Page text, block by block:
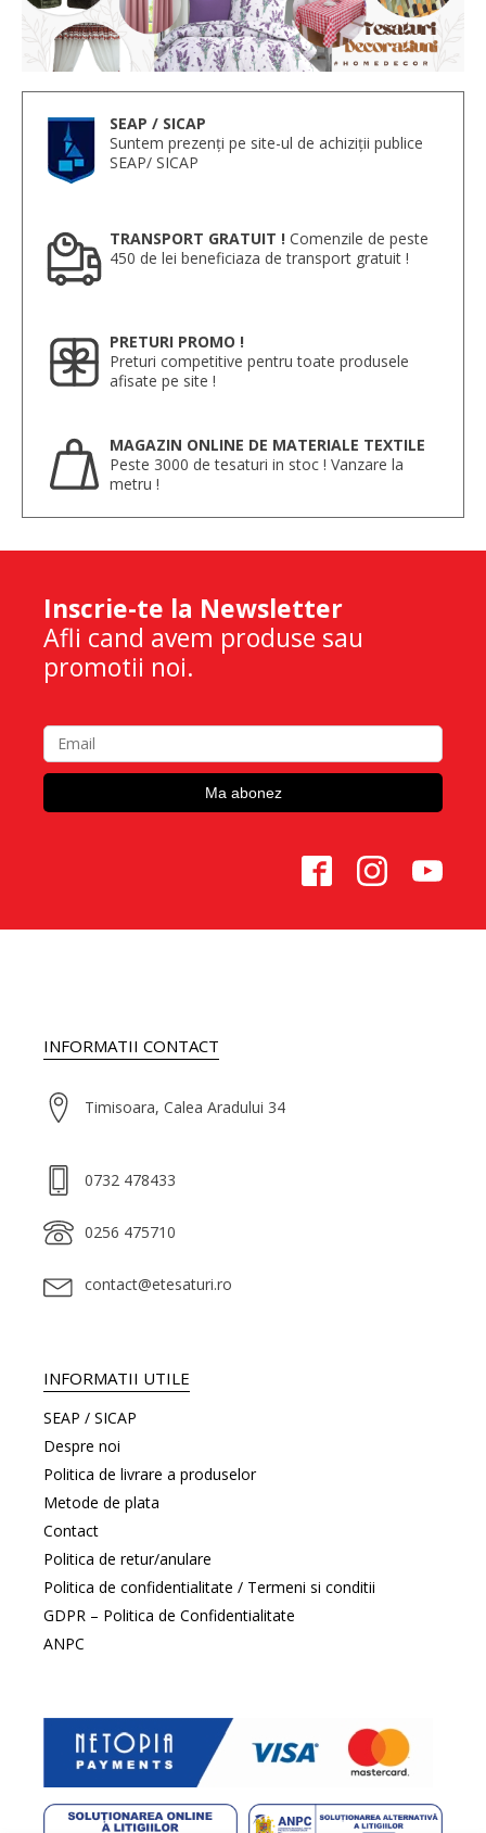
SEAP / SICAP
Suntem prezenți pe site-ul de achiziții publice
SEAP/ SICAP
TRANSPORT GRATUIT ! Comenzile de peste
450 de lei beneficiaza de transport gratuit !
PRETURI PROMO !
Preturi competitive pentru toate produsele
afisate pe site !
MAGAZIN ONLINE DE MATERIALE TEXTILE
Peste 3000 de tesaturi in stoc ! Vanzare la
metru !
Inscrie-te la Newsletter
Afli cand avem produse sau
promotii noi.
INFORMATII CONTACT
Timisoara, Calea Aradului 34
0732 478433
0256 475710
contact@etesaturi.ro
INFORMATII UTILE
SEAP / SICAP
Despre noi
Politica de livrare a produselor
Metode de plata
Contact
Politica de retur/anulare
Politica de confidentialitate / Termeni si conditii
GDPR – Politica de Confidentialitate
ANPC